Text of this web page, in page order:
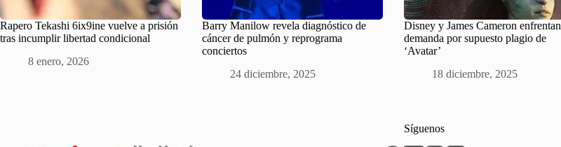
Rapero Tekashi 6ix9ine vuelve a prisión
tras incumplir libertad condicional
8 enero, 2026
Barry Manilow revela diagnóstico de
cáncer de pulmón y reprograma
conciertos
24 diciembre, 2025
Disney y James Cameron enfrentan
demanda por supuesto plagio de
‘Avatar’
18 diciembre, 2025
Síguenos